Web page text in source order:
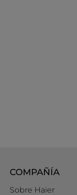
COMPAÑÍA
Sobre Haier